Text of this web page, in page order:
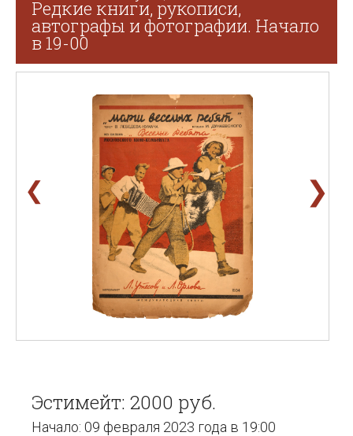
Редкие книги, рукописи,
автографы и фотографии. Начало
в 19-00
❮ ❯
Эстимейт: 2000 руб.
Начало: 09 февраля 2023 года в 19:00